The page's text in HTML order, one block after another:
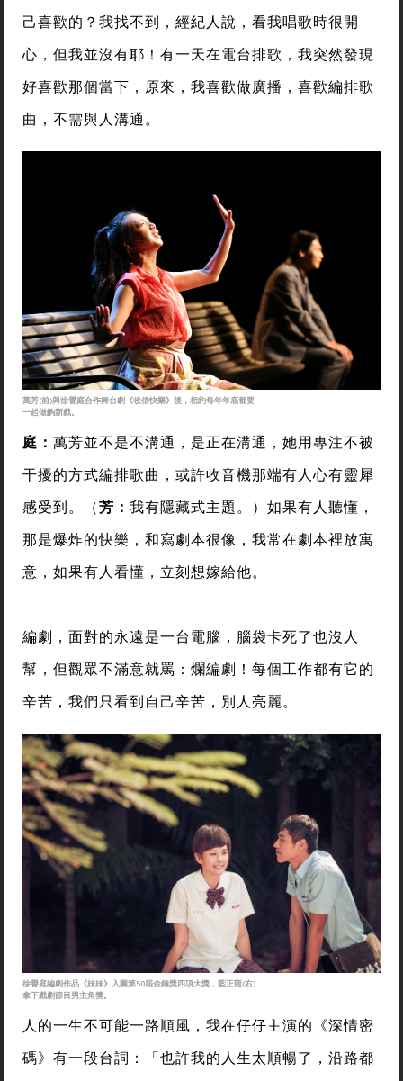
己喜歡的？我找不到，經紀人說，看我唱歌時很開
心，但我並沒有耶！有一天在電台排歌，我突然發現
好喜歡那個當下，原來，我喜歡做廣播，喜歡編排歌
曲，不需與人溝通。
萬芳(前)與徐譽庭合作舞台劇《收信快樂》後，相約每年年底都要
一起做齣新戲。
庭： 萬芳並不是不溝通，是正在溝通，她用專注不被
干擾的方式編排歌曲，或許收音機那端有人心有靈犀
感受到。（芳： 我有隱藏式主題。）如果有人聽懂，
那是爆炸的快樂，和寫劇本很像，我常在劇本裡放寓
意，如果有人看懂，立刻想嫁給他。
編劇，面對的永遠是一台電腦，腦袋卡死了也沒人
幫，但觀眾不滿意就罵：爛編劇！每個工作都有它的
辛苦，我們只看到自己辛苦，別人亮麗。
徐譽庭編劇作品《妹妹》入圍第50屆金鐘獎四項大獎，藍正龍(右)
拿下戲劇節目男主角獎。
人的一生不可能一路順風，我在仔仔主演的《深情密
碼》有一段台詞：「也許我的人生太順暢了，沿路都